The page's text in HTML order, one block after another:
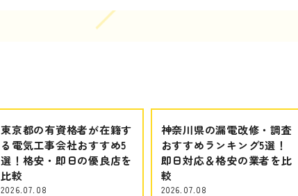
東京都の有資格者が在籍す
る電気工事会社おすすめ5
選！格安・即日の優良店を
比較
2026.07.08
神奈川県の漏電改修・調査
おすすめランキング5選！
即日対応＆格安の業者を比
較
2026.07.08